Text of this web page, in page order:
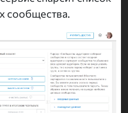
сообщества.